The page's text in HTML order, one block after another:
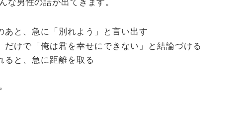
な男性の話が出てきます。
と、急に「別れよう」と言い出す
けで「俺は君を幸せにできない」と結論づける
ると、急に距離を取る